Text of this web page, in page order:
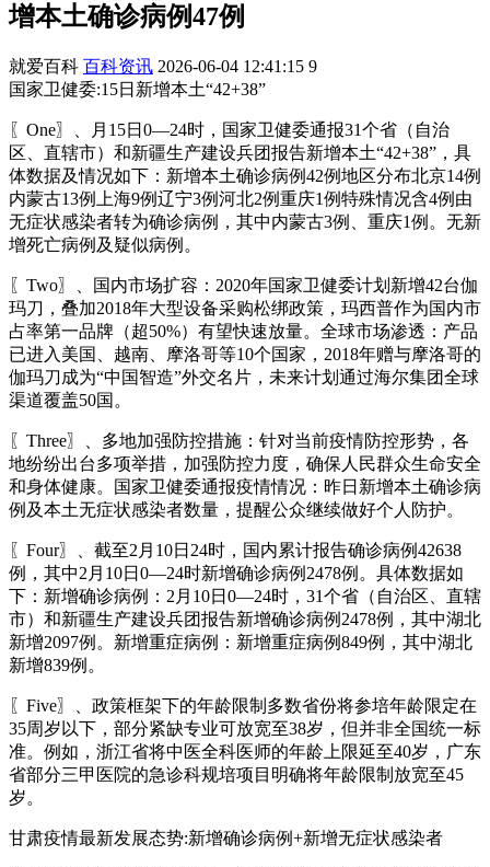
增本土确诊病例47例
就爱百科 百科资讯 2026-06-04 12:41:15 9
国家卫健委:15日新增本土“42+38”
〖One〗、月15日0—24时，国家卫健委通报31个省（自治
区、直辖市）和新疆生产建设兵团报告新增本土“42+38”，具
体数据及情况如下：新增本土确诊病例42例地区分布北京14例
内蒙古13例上海9例辽宁3例河北2例重庆1例特殊情况含4例由
无症状感染者转为确诊病例，其中内蒙古3例、重庆1例。无新
增死亡病例及疑似病例。
〖Two〗、国内市场扩容：2020年国家卫健委计划新增42台伽
玛刀，叠加2018年大型设备采购松绑政策，玛西普作为国内市
占率第一品牌（超50%）有望快速放量。全球市场渗透：产品
已进入美国、越南、摩洛哥等10个国家，2018年赠与摩洛哥的
伽玛刀成为“中国智造”外交名片，未来计划通过海尔集团全球
渠道覆盖50国。
〖Three〗、多地加强防控措施：针对当前疫情防控形势，各
地纷纷出台多项举措，加强防控力度，确保人民群众生命安全
和身体健康。国家卫健委通报疫情情况：昨日新增本土确诊病
例及本土无症状感染者数量，提醒公众继续做好个人防护。
〖Four〗、截至2月10日24时，国内累计报告确诊病例42638
例，其中2月10日0—24时新增确诊病例2478例。具体数据如
下：新增确诊病例：2月10日0—24时，31个省（自治区、直辖
市）和新疆生产建设兵团报告新增确诊病例2478例，其中湖北
新增2097例。新增重症病例：新增重症病例849例，其中湖北
新增839例。
〖Five〗、政策框架下的年龄限制多数省份将参培年龄限定在
35周岁以下，部分紧缺专业可放宽至38岁，但并非全国统一标
准。例如，浙江省将中医全科医师的年龄上限延至40岁，广东
省部分三甲医院的急诊科规培项目明确将年龄限制放宽至45
岁。
甘肃疫情最新发展态势:新增确诊病例+新增无症状感染者